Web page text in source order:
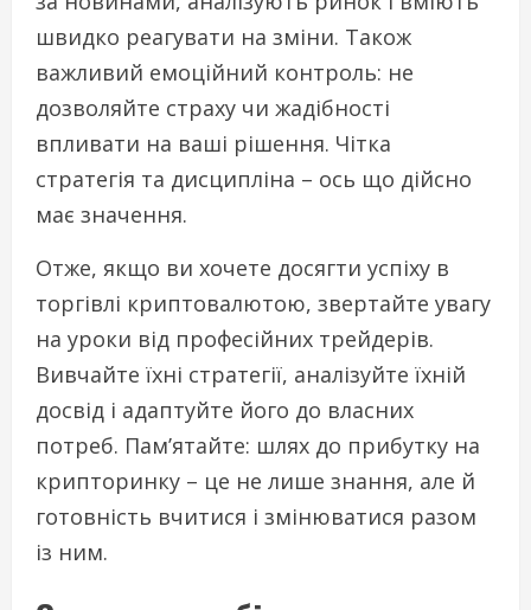
швидко реагувати на зміни. Також
важливий емоційний контроль: не
дозволяйте страху чи жадібності
впливати на ваші рішення. Чітка
стратегія та дисципліна – ось що дійсно
має значення.
Отже, якщо ви хочете досягти успіху в
торгівлі криптовалютою, звертайте увагу
на уроки від професійних трейдерів.
Вивчайте їхні стратегії, аналізуйте їхній
досвід і адаптуйте його до власних
потреб. Пам’ятайте: шлях до прибутку на
крипторинку – це не лише знання, але й
готовність вчитися і змінюватися разом
із ним.